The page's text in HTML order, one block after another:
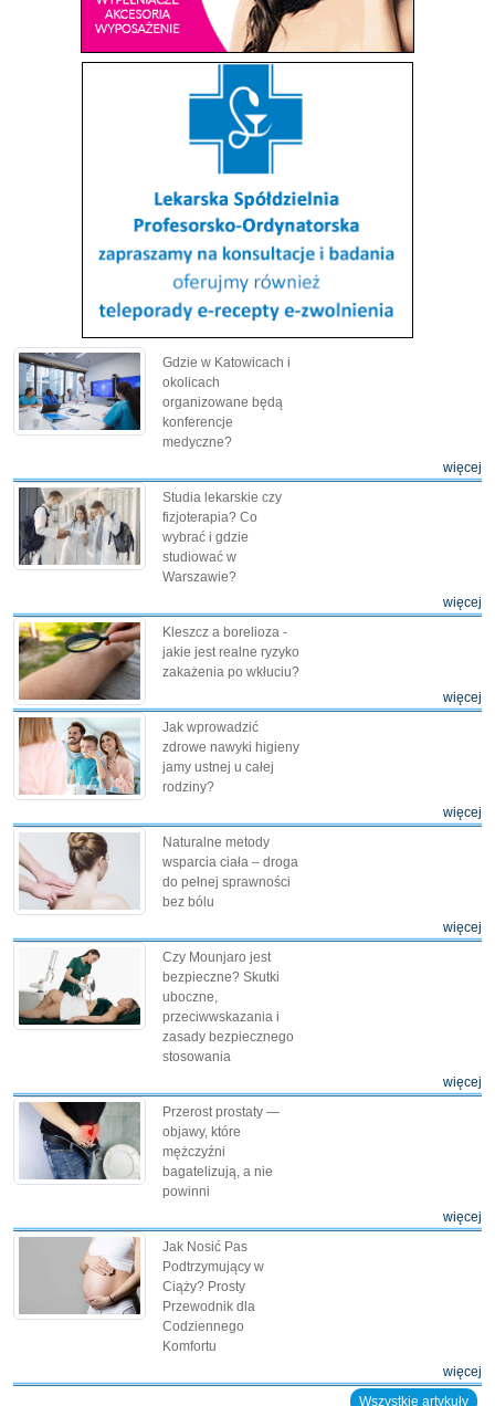
Gdzie w Katowicach i
okolicach
organizowane będą
konferencje
medyczne?
więcej
Studia lekarskie czy
fizjoterapia? Co
wybrać i gdzie
studiować w
Warszawie?
więcej
Kleszcz a borelioza -
jakie jest realne ryzyko
zakażenia po wkłuciu?
więcej
Jak wprowadzić
zdrowe nawyki higieny
jamy ustnej u całej
rodziny?
więcej
Naturalne metody
wsparcia ciała – droga
do pełnej sprawności
bez bólu
więcej
Czy Mounjaro jest
bezpieczne? Skutki
uboczne,
przeciwwskazania i
zasady bezpiecznego
stosowania
więcej
Przerost prostaty —
objawy, które
mężczyźni
bagatelizują, a nie
powinni
więcej
Jak Nosić Pas
Podtrzymujący w
Ciąży? Prosty
Przewodnik dla
Codziennego
Komfortu
więcej
Wszystkie artykuły